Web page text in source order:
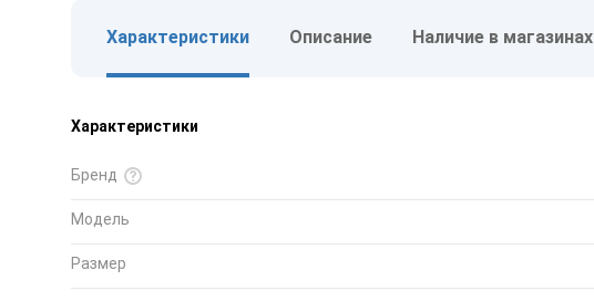
Характеристики Описание Наличие в магазинах
Характеристики
Бренд
Модель
Размер